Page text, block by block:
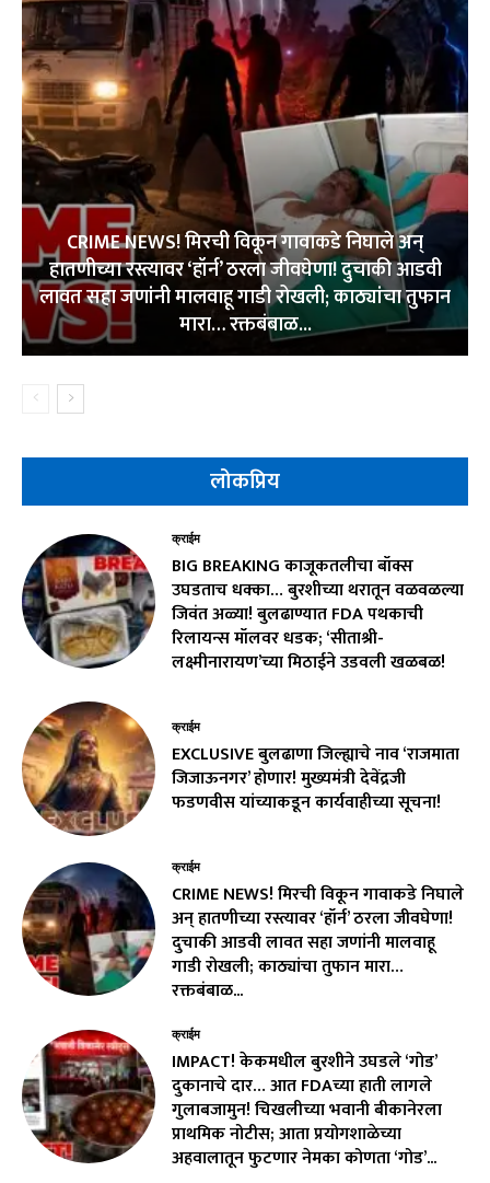
CRIME NEWS! मिरची विकून गावाकडे निघाले अन्
हातणीच्या रस्त्यावर ‘हॉर्न’ ठरला जीवघेणा! दुचाकी आडवी
लावत सहा जणांनी मालवाहू गाडी रोखली; काठ्यांचा तुफान
मारा… रक्तबंबाळ...
लोकप्रिय
क्राईम
BIG BREAKING काजूकतलीचा बॉक्स
उघडताच धक्का… बुरशीच्या थरातून वळवळल्या
जिवंत अळ्या! बुलढाण्यात FDA पथकाची
रिलायन्स मॉलवर धडक; ‘सीताश्री-
लक्ष्मीनारायण’च्या मिठाईने उडवली खळबळ!
क्राईम
EXCLUSIVE बुलढाणा जिल्ह्याचे नाव ‘राजमाता
जिजाऊनगर’ होणार! मुख्यमंत्री देवेंद्रजी
फडणवीस यांच्याकडून कार्यवाहीच्या सूचना!
क्राईम
CRIME NEWS! मिरची विकून गावाकडे निघाले
अन् हातणीच्या रस्त्यावर ‘हॉर्न’ ठरला जीवघेणा!
दुचाकी आडवी लावत सहा जणांनी मालवाहू
गाडी रोखली; काठ्यांचा तुफान मारा…
रक्तबंबाळ...
क्राईम
IMPACT! केकमधील बुरशीने उघडले ‘गोड’
दुकानाचे दार… आत FDAच्या हाती लागले
गुलाबजामुन! चिखलीच्या भवानी बीकानेरला
प्राथमिक नोटीस; आता प्रयोगशाळेच्या
अहवालातून फुटणार नेमका कोणता ‘गोड’...